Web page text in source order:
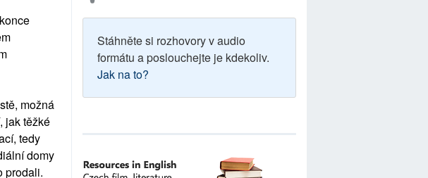
možná
jak těžké
tedy
domy
prodali.
Stáhněte si rozhovory v audio
formátu a poslouchejte je kdekoliv.
Jak na to?